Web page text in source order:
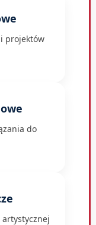
i projektów
do